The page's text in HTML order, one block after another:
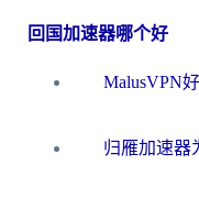
回国加速器哪个好